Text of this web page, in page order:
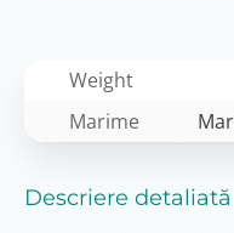
Descriere detaliată
Weight
Marime